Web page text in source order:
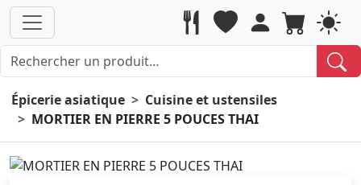
Épicerie asiatique
Cuisine et ustensiles
MORTIER EN PIERRE 5 POUCES THAI